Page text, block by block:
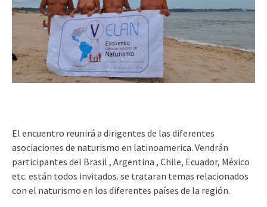
El encuentro reunirá a dirigentes de las diferentes
asociaciones de naturismo en latinoamerica. Vendrán
participantes del Brasil , Argentina , Chile, Ecuador, México
etc. están todos invitados. se trataran temas relacionados
con el naturismo en los diferentes países de la región.